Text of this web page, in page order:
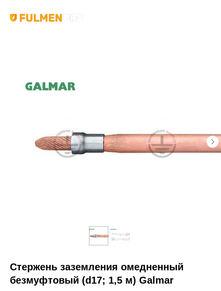
Cтержень заземления омедненный
безмуфтовый (d17; 1,5 м) Galmar